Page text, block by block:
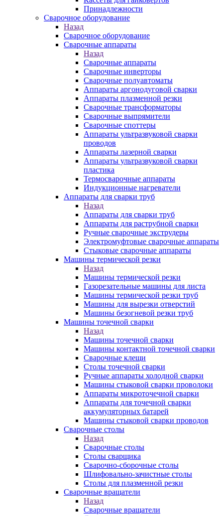
Принадлежности
Сварочное оборудование
Назад
Сварочное оборудование
Сварочные аппараты
Назад
Сварочные аппараты
Сварочные инверторы
Сварочные полуавтоматы
Аппараты аргонодуговой сварки
Аппараты плазменной резки
Сварочные трансформаторы
Сварочные выпрямители
Сварочные споттеры
Аппараты ультразвуковой сварки
проводов
Аппараты лазерной сварки
Аппараты ультразвуковой сварки
пластика
Термосварочные аппараты
Индукционные нагреватели
Аппараты для сварки труб
Назад
Аппараты для сварки труб
Аппараты для раструбной сварки
Ручные сварочные экструдеры
Электромуфтовые сварочные аппараты
Стыковые сварочные аппараты
Машины термической резки
Назад
Машины термической резки
Газорезательные машины для листа
Машины термической резки труб
Машины для вырезки отверстий
Машины безогневой резки труб
Машины точечной сварки
Назад
Машины точечной сварки
Машины контактной точечной сварки
Сварочные клещи
Столы точечной сварки
Ручные аппараты холодной сварки
Машины стыковой сварки проволоки
Аппараты микроточечной сварки
Аппараты для точечной сварки
аккумуляторных батарей
Машины стыковой сварки проводов
Сварочные столы
Назад
Сварочные столы
Столы сварщика
Сварочно-сборочные столы
Шлифовально-зачистные столы
Столы для плазменной резки
Сварочные вращатели
Назад
Сварочные вращатели